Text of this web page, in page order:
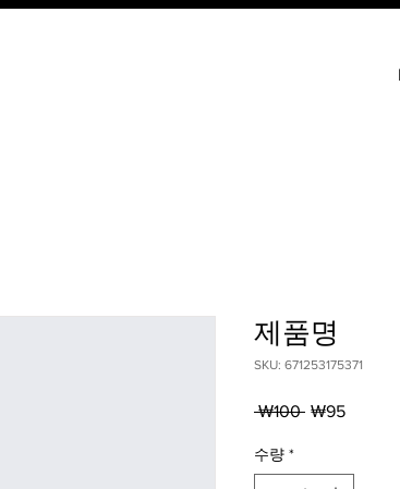
제품명
SKU: 671253175371
₩100 일₩95할
수량 *